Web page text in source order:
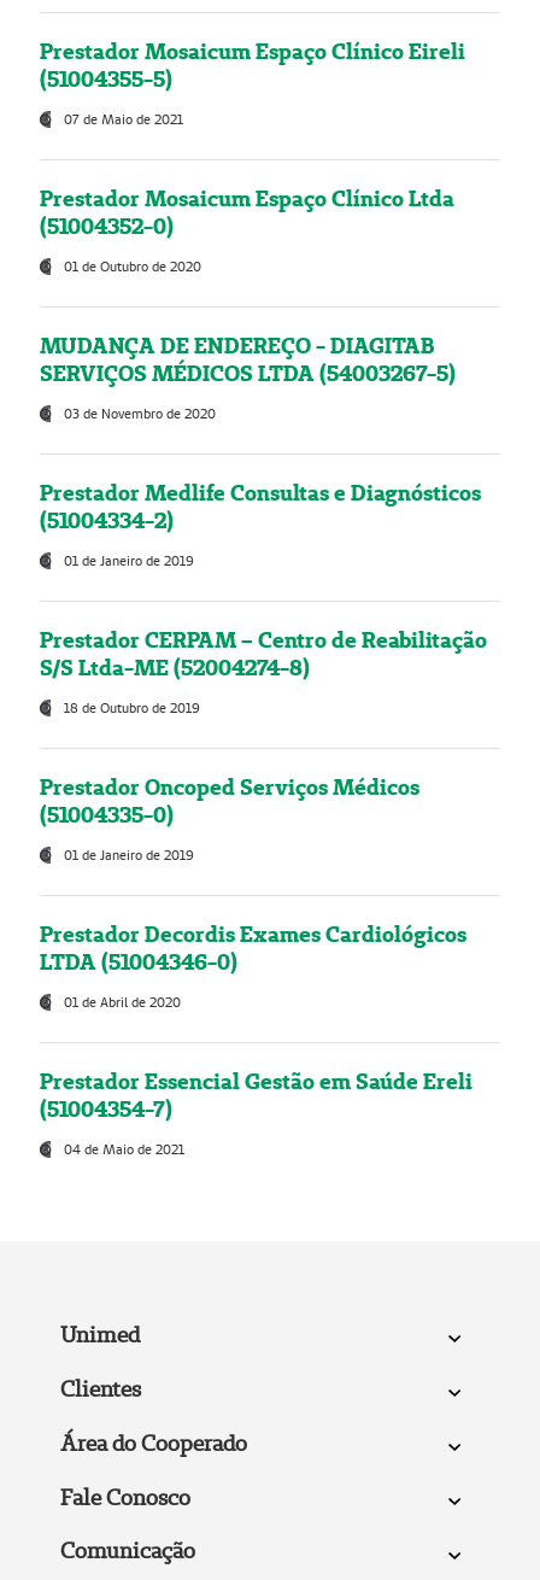
Prestador Mosaicum Espaço Clínico Eireli
(51004355-5)
07 de Maio de 2021
Prestador Mosaicum Espaço Clínico Ltda
(51004352-0)
01 de Outubro de 2020
MUDANÇA DE ENDEREÇO - DIAGITAB
SERVIÇOS MÉDICOS LTDA (54003267-5)
03 de Novembro de 2020
Prestador Medlife Consultas e Diagnósticos
(51004334-2)
01 de Janeiro de 2019
Prestador CERPAM – Centro de Reabilitação
S/S Ltda-ME (52004274-8)
18 de Outubro de 2019
Prestador Oncoped Serviços Médicos
(51004335-0)
01 de Janeiro de 2019
Prestador Decordis Exames Cardiológicos
LTDA (51004346-0)
01 de Abril de 2020
Prestador Essencial Gestão em Saúde Ereli
(51004354-7)
04 de Maio de 2021
Unimed
Clientes
Área do Cooperado
Fale Conosco
Comunicação